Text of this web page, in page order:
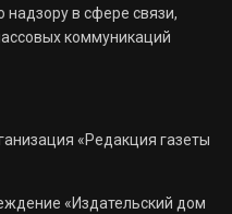
в сфере связи,
коммуникаций
«Редакция газеты
«Издательский дом